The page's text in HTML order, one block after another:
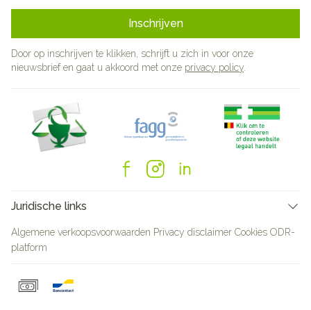
Inschrijven
Door op inschrijven te klikken, schrijft u zich in voor onze
nieuwsbrief en gaat u akkoord met onze privacy policy
Juridische links
Algemene verkoopsvoorwaarden Privacy disclaimer Cookies ODR-
platform